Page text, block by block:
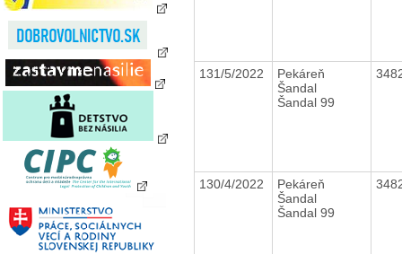
131/5/2022
Pekáreň
Šandal
Šandal 99
130/4/2022
Pekáreň
Šandal
Šandal 99